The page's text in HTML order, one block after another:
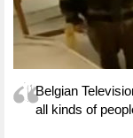
Belgian
all kinds of